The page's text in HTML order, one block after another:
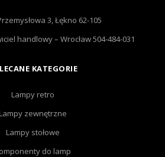
3, Łękno 62-105
handlowy – Wrocław 504-484-031
KATEGORIE
Lampy retro
Lampy zewnętrzne
Lampy stołowe
do lamp